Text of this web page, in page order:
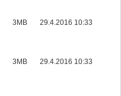
3MB 29.4.2016 10:33
3MB 29.4.2016 10:33